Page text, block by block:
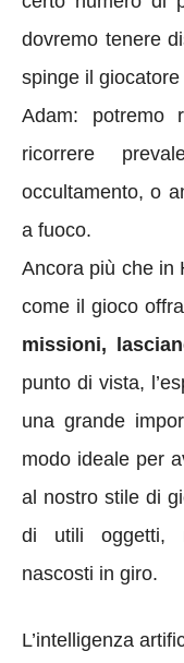
dovremo tenere
spinge il
Adam: potremo
ricorrere
occultamento, o
a fuoco.
Ancora più che in
come il gioco offra
missioni,
punto di vista,
una grande
modo ideale per
al nostro stile di
di utili oggetti,
nascosti in giro.
L’intelligenza